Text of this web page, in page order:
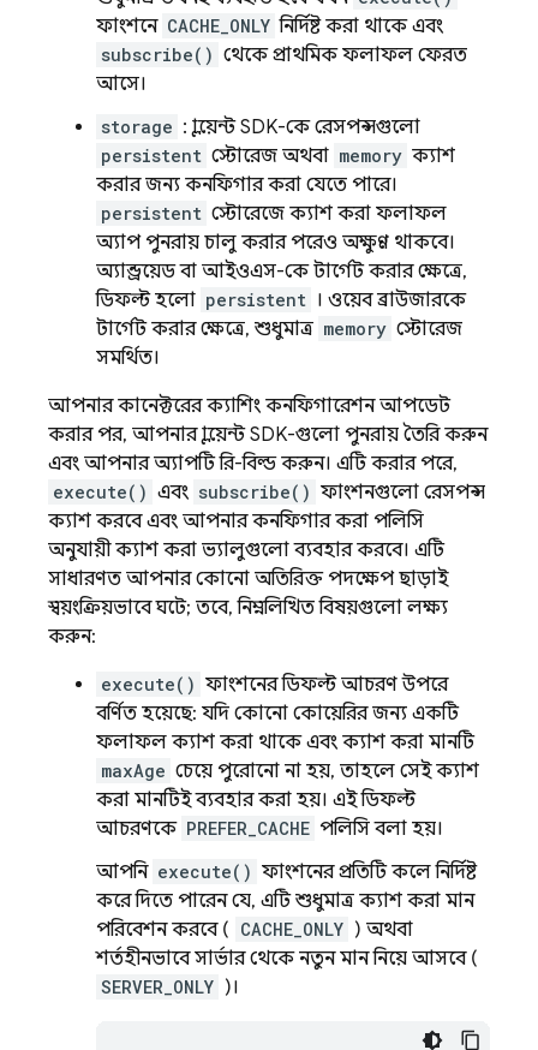
ফাংশনে CACHE_ONLY নির্দিষ্ট করা থাকে এবং
subscribe() থেকে প্রাথমিক ফলাফল ফেরত
আসে।
storage : ক্লায়েন্ট SDK-কে রেসপন্সগুলো
persistent স্টোরেজ অথবা memory ক্যাশ
করার জন্য কনফিগার করা যেতে পারে।
persistent স্টোরেজে ক্যাশ করা ফলাফল
অ্যাপ পুনরায় চালু করার পরেও অক্ষুণ্ণ থাকবে।
অ্যান্ড্রয়েড বা আইওএস-কে টার্গেট করার ক্ষেত্রে,
ডিফল্ট হলো persistent । ওয়েব ব্রাউজারকে
টার্গেট করার ক্ষেত্রে, শুধুমাত্র memory স্টোরেজ
সমর্থিত।
আপনার কানেক্টরের ক্যাশিং কনফিগারেশন আপডেট
করার পর, আপনার ক্লায়েন্ট SDK-গুলো পুনরায় তৈরি করুন
এবং আপনার অ্যাপটি রি-বিল্ড করুন। এটি করার পরে,
execute() এবং subscribe() ফাংশনগুলো রেসপন্স
ক্যাশ করবে এবং আপনার কনফিগার করা পলিসি
অনুযায়ী ক্যাশ করা ভ্যালুগুলো ব্যবহার করবে। এটি
সাধারণত আপনার কোনো অতিরিক্ত পদক্ষেপ ছাড়াই
স্বয়ংক্রিয়ভাবে ঘটে; তবে, নিম্নলিখিত বিষয়গুলো লক্ষ্য
করুন:
execute() ফাংশনের ডিফল্ট আচরণ উপরে
বর্ণিত হয়েছে: যদি কোনো কোয়েরির জন্য একটি
ফলাফল ক্যাশ করা থাকে এবং ক্যাশ করা মানটি
maxAge চেয়ে পুরোনো না হয়, তাহলে সেই ক্যাশ
করা মানটিই ব্যবহার করা হয়। এই ডিফল্ট
আচরণকে PREFER_CACHE পলিসি বলা হয়।
আপনি execute() ফাংশনের প্রতিটি কলে নির্দিষ্ট
করে দিতে পারেন যে, এটি শুধুমাত্র ক্যাশ করা মান
পরিবেশন করবে ( CACHE_ONLY ) অথবা
শর্তহীনভাবে সার্ভার থেকে নতুন মান নিয়ে আসবে (
SERVER_ONLY )।